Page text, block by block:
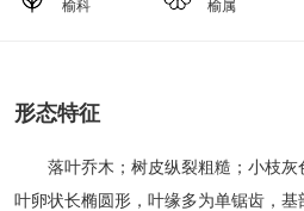
榆科 榆属
形态特征
落叶乔木；树皮纵裂粗糙；小枝灰
叶卵状长椭圆形，叶缘多为单锯齿，